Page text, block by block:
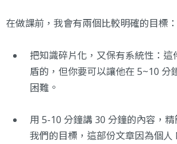
在做課前，我會有兩個比較明確的目標：
把知識碎片化，又保有系統性：這
盾的，但你要可以讓他在 5~10 分
困難。
用 5-10 分鐘講 30 分鐘的內容，
我們的目標，這部份文章因為個